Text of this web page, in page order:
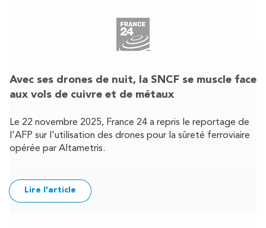
Avec ses drones de nuit, la SNCF se muscle face
aux vols de cuivre et de métaux
Le 22 novembre 2025, France 24 a repris le reportage de
l'AFP sur l'utilisation des drones pour la sûreté ferroviaire
opérée par Altametris.
Lire l'article